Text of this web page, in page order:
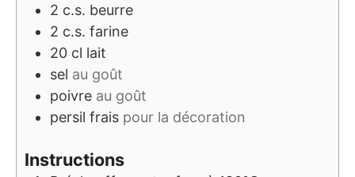
2 c.s. beurre
2 c.s. farine
20 cl lait
sel au goût
poivre au goût
persil frais pour la décoration
Instructions